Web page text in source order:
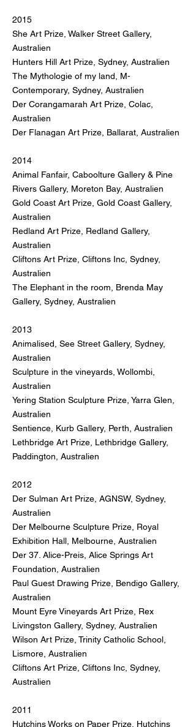
2015
She Art Prize, Walker Street Gallery,
Australien
Hunters Hill Art Prize, Sydney, Australien
The Mythologie of my land, M-
Contemporary, Sydney, Australien
Der Corangamarah Art Prize, Colac,
Australien
Der Flanagan Art Prize, Ballarat, Australien
2014
Animal Fanfair, Caboolture Gallery & Pine
Rivers Gallery, Moreton Bay, Australien
Gold Coast Art Prize, Gold Coast Gallery,
Australien
Redland Art Prize, Redland Gallery,
Australien
Cliftons Art Prize, Cliftons Inc, Sydney,
Australien
The Elephant in the room, Brenda May
Gallery, Sydney, Australien
2013
Animalised, See Street Gallery, Sydney,
Australien
Sculpture in the vineyards, Wollombi,
Australien
Yering Station Sculpture Prize, Yarra Glen,
Australien
Sentience, Kurb Gallery, Perth, Australien
Lethbridge Art Prize, Lethbridge Gallery,
Paddington, Australien
2012
Der Sulman Art Prize, AGNSW, Sydney,
Australien
Der Melbourne Sculpture Prize, Royal
Exhibition Hall, Melbourne, Australien
Der 37. Alice-Preis, Alice Springs Art
Foundation, Australien
Paul Guest Drawing Prize, Bendigo Gallery,
Australien
Mount Eyre Vineyards Art Prize, Rex
Livingston Gallery, Sydney, Australien
Wilson Art Prize, Trinity Catholic School,
Lismore, Australien
Cliftons Art Prize, Cliftons Inc, Sydney,
Australien
2011
Hutchins Works on Paper Prize, Hutchins